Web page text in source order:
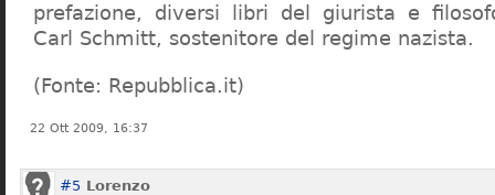
prefazione, diversi libri del giurista e
Carl Schmitt, sostenitore del regime nazista.
(Fonte: Repubblica.it)
22 Ott 2009, 16:37
#5 Lorenzo